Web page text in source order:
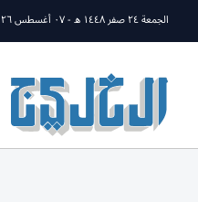
الجمعة ٢٤ صفر ١٤٤٨ ه - ٠٧ أغسطس ٢٠٢٦